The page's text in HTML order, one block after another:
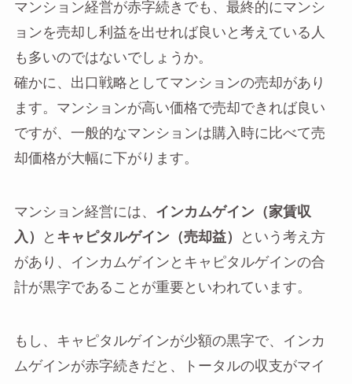
マンション経営が赤字続きでも、最終的にマンシ
ョンを売却し利益を出せれば良いと考えている人
も多いのではないでしょうか。
確かに、出口戦略としてマンションの売却があり
ます。マンションが高い価格で売却できれば良い
ですが、一般的なマンションは購入時に比べて売
却価格が大幅に下がります。
マンション経営には、 インカムゲイン（家賃収
入）
と キャピタルゲイン（売却益）
という考え方
があり、インカムゲインとキャピタルゲインの合
計が黒字であることが重要といわれています。
もし、キャピタルゲインが少額の黒字で、インカ
ムゲインが赤字続きだと、トータルの収支がマイ